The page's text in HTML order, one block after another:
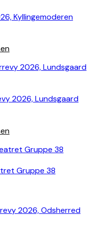
Kyllingemoderen
2026, Lundsgaard
Gruppe 38